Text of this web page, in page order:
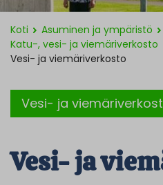
Koti
Asuminen ja ympäristö
Katu-, vesi- ja viemäriverkosto
Vesi- ja viemäriverkosto
Vesi- ja
Vesi- ja